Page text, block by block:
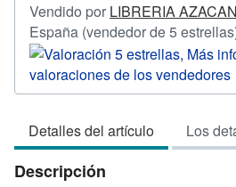
Vendido por LIBRERIA AZACAN
España (vendedor de 5
Detalles del artículo Los
Descripción